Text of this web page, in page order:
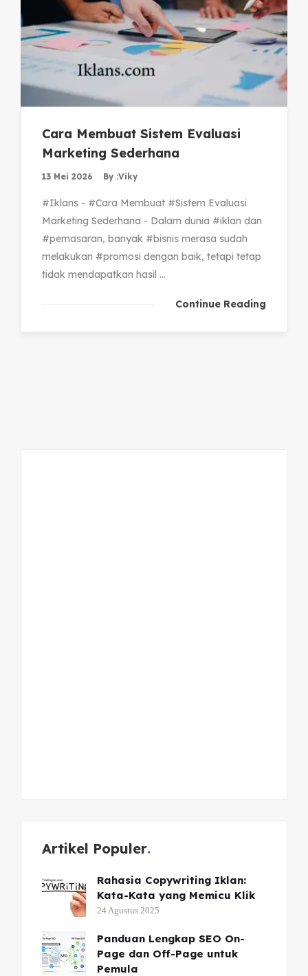
Cara Membuat Sistem Evaluasi
Marketing Sederhana
13 Mei 2026 By :Viky
#Iklans - #Cara Membuat #Sistem Evaluasi
Marketing Sederhana - Dalam dunia #iklan dan
#pemasaran, banyak #bisnis merasa sudah
melakukan #promosi dengan baik, tetapi tetap
tidak mendapatkan hasil ...
Continue Reading
Artikel Populer
Rahasia Copywriting Iklan:
Kata-Kata yang Memicu Klik
24 Agustus 2025
Panduan Lengkap SEO On-
Page dan Off-Page untuk
Pemula